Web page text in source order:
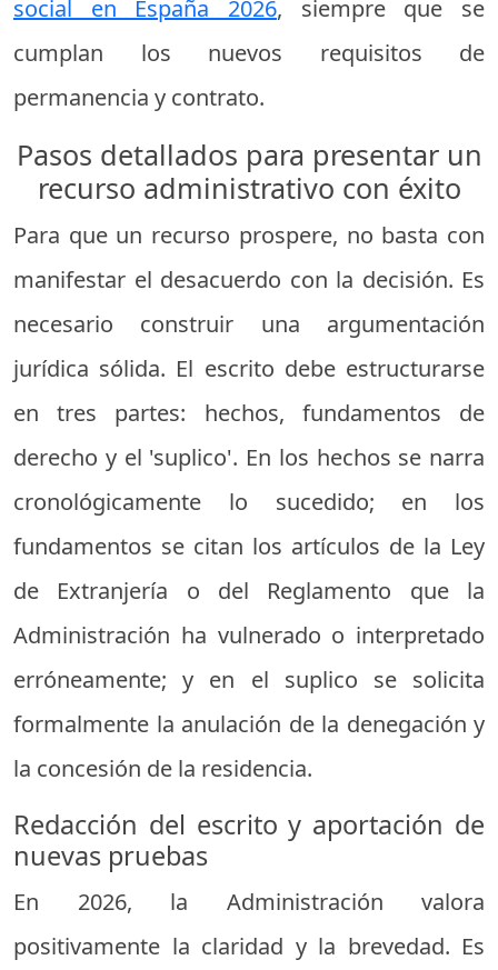
social en España 2026, siempre que se
cumplan los nuevos requisitos de
permanencia y contrato.
Pasos detallados para presentar un
recurso administrativo con éxito
Para que un recurso prospere, no basta con
manifestar el desacuerdo con la decisión. Es
necesario construir una argumentación
jurídica sólida. El escrito debe estructurarse
en tres partes: hechos, fundamentos de
derecho y el 'suplico'. En los hechos se narra
cronológicamente lo sucedido; en los
fundamentos se citan los artículos de la Ley
de Extranjería o del Reglamento que la
Administración ha vulnerado o interpretado
erróneamente; y en el suplico se solicita
formalmente la anulación de la denegación y
la concesión de la residencia.
Redacción del escrito y aportación de
nuevas pruebas
En 2026, la Administración valora
positivamente la claridad y la brevedad. Es